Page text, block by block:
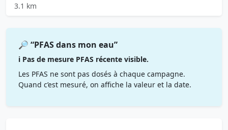
3.1 km
🔎 “PFAS dans mon eau”
ℹ️ Pas de mesure PFAS récente visible.
Les PFAS ne sont pas dosés à chaque campagne.
Quand c’est mesuré, on affiche la valeur et la date.